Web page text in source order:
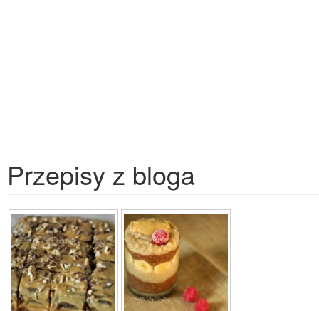
Przepisy z bloga